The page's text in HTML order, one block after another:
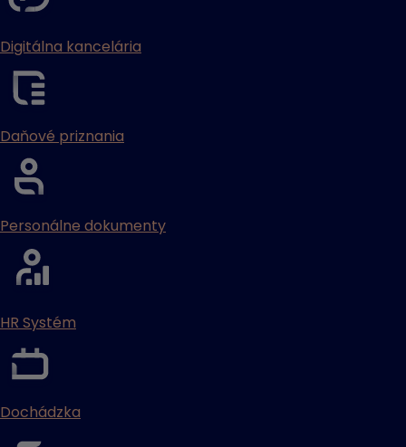
Digitálna kancelária
Daňové priznania
Personálne dokumenty
HR Systém
Dochádzka